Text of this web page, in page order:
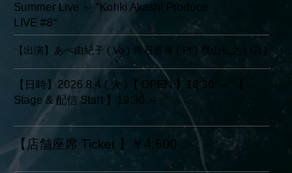
Summer Live ～ "Kohki Akashi Produce
LIVE #8"
【出演】あべ由紀子 ( Vo ) 赤石香喜 ( Pf ) 横山弘之 ( Gt )
【日時】2026.8.4 ( 火 ) 【 OPEN 】18:30 ～ 【
Stage & 配信 Start 】19:30 ～
【店舗座席 Ticket 】￥4,500